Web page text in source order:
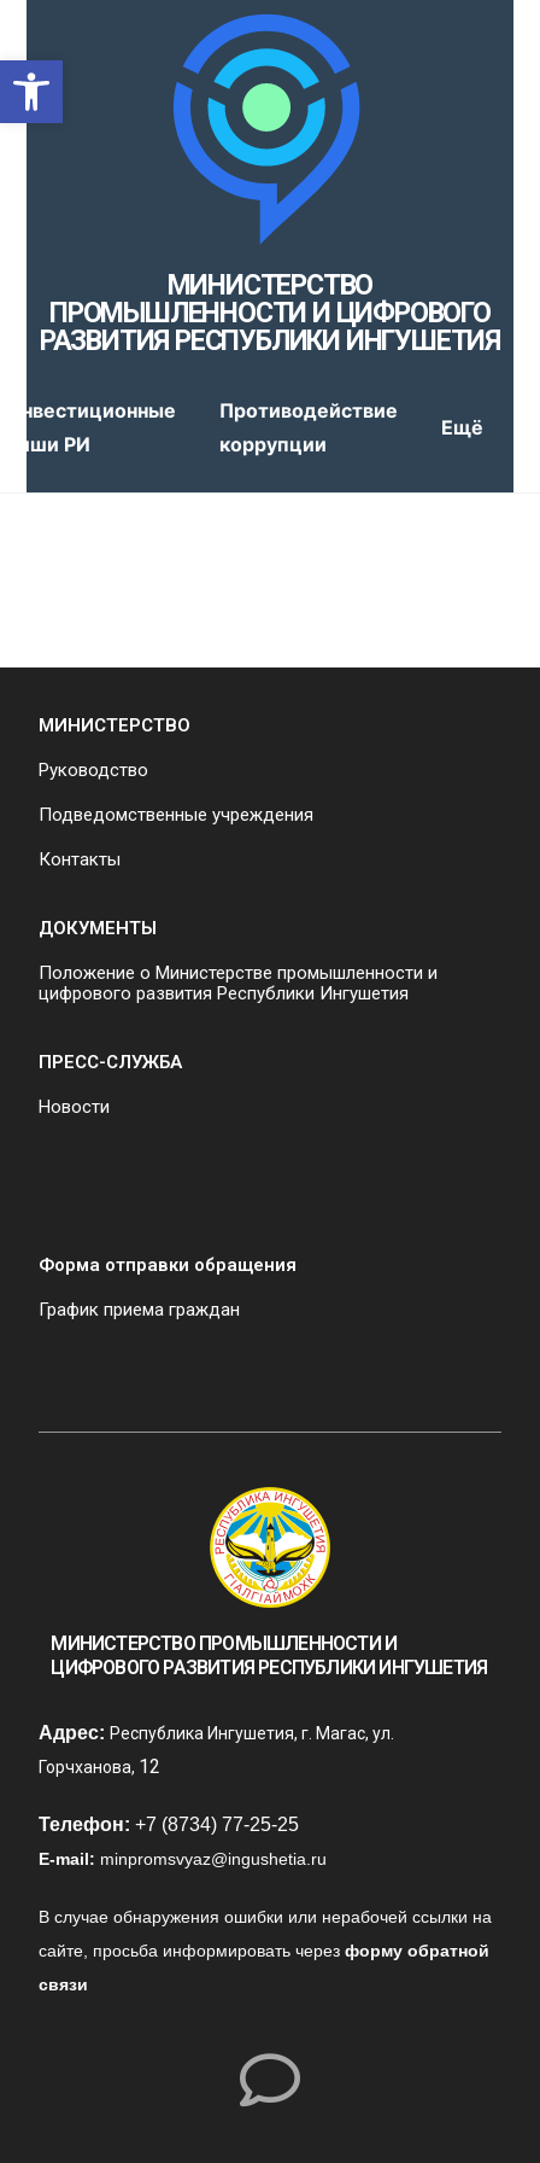
Открыть панель
МИНИСТЕРСТВО
ПРОМЫШЛЕННОСТИ И ЦИФРОВОГО
РАЗВИТИЯ РЕСПУБЛИКИ ИНГУШЕТИЯ
Инвестиционные
ниши РИ
Противодействие
коррупции
Ещё
МИНИСТЕРСТВО
Руководство
Подведомственные учреждения
Контакты
ДОКУМЕНТЫ
Положение о Министерстве промышленности и
цифрового развития Республики Ингушетия
ПРЕСС-СЛУЖБА
Новости
Форма отправки обращения
График приема граждан
МИНИСТЕРСТВО ПРОМЫШЛЕННОСТИ И
ЦИФРОВОГО РАЗВИТИЯ РЕСПУБЛИКИ ИНГУШЕТИЯ
Адрес: Республика Ингушетия, г. Магас, ул.
Горчханова, 12
Телефон: +7 (8734) 77-25-25
E-mail: minpromsvyaz@ingushetia.ru
В случае обнаружения ошибки или нерабочей ссылки на
сайте, просьба информировать черезформу обратной
связи